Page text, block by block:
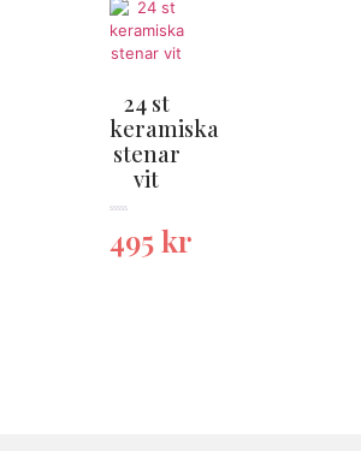
24 st
keramiska
stenar
vit
495kr